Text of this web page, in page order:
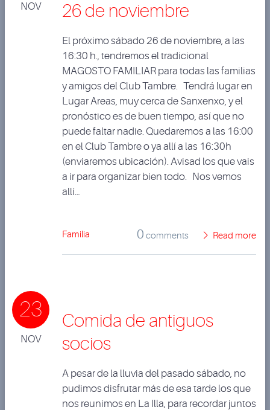
NOV
26 de noviembre
El próximo sábado 26 de noviembre, a las
16:30 h., tendremos el tradicional
MAGOSTO FAMILIAR para todas las familias
y amigos del Club Tambre. Tendrá lugar en
Lugar Areas, muy cerca de Sanxenxo, y el
pronóstico es de buen tiempo, así que no
puede faltar nadie. Quedaremos a las 16:00
en el Club Tambre o ya allí a las 16:30h
(enviaremos ubicación). Avisad los que vais
a ir para organizar bien todo. Nos vemos
allí…
Familia 0 comments Read more
23
NOV
Comida de antiguos
socios
A pesar de la lluvia del pasado sábado, no
pudimos disfrutar más de esa tarde los que
nos reunimos en La Illa, para recordar juntos